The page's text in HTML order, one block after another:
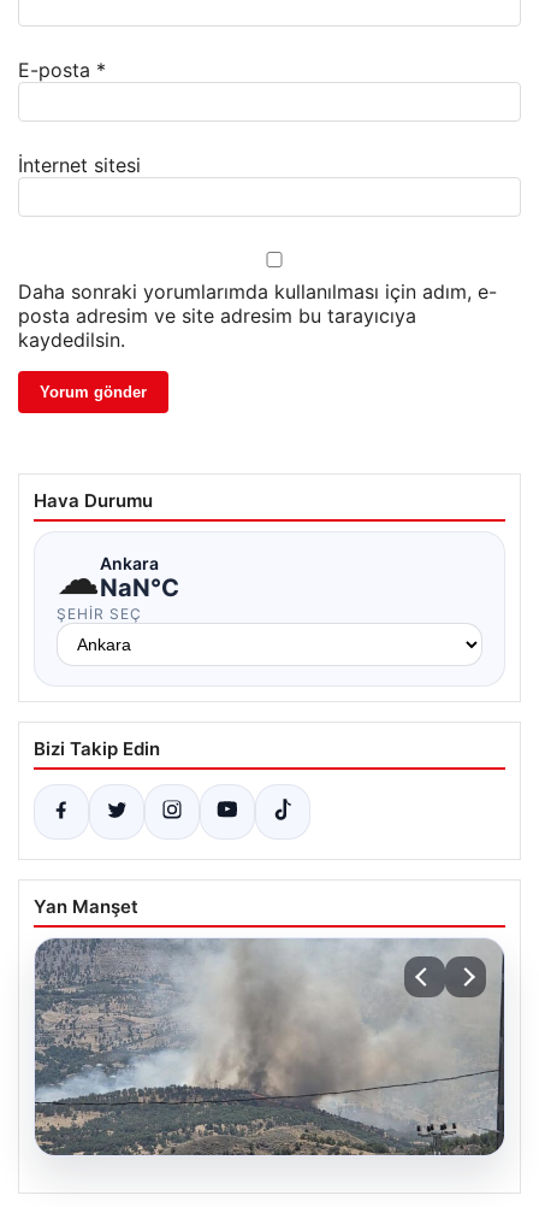
E-posta *
İnternet sitesi
Daha sonraki yorumlarımda kullanılması için adım, e-
posta adresim ve site adresim bu tarayıcıya
kaydedilsin.
Hava Durumu
☁Ankara
NaN°C
ŞEHIR SEÇ
Bizi Takip Edin
Yan Manşet
06.08.2026